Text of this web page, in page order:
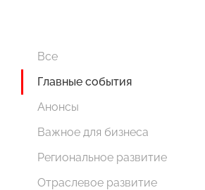
Все
Главные события
Анонсы
Важное для бизнеса
Региональное развитие
Отраслевое развитие